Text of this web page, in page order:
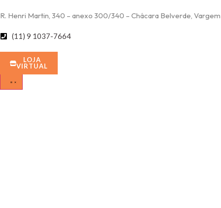
R. Henri Martin, 340 – anexo 300/340 – Chácara Belverde,
(11) 9 1037-7664
LOJA
VIRTUAL